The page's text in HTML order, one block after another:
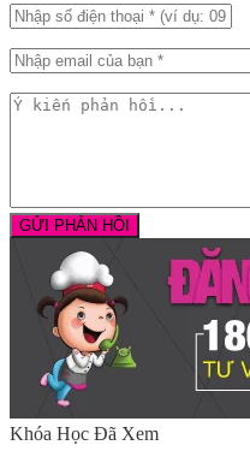
Khóa Học Đã Xem